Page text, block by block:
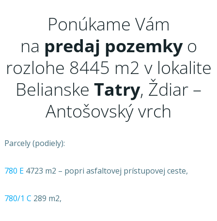
Ponúkame Vám
na predaj pozemkyo
rozlohe 8445 m2 v lokalite
Belianske Tatry, Ždiar –
Antošovský vrch
Parcely (podiely):
780 E4723 m2 – popri asfaltovej prístupovej ceste,
780/1 C 289 m2,